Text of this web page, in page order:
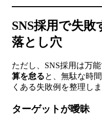
SNS採用で失
落とし穴
ただし、SNS採用は万
算を怠ると、無駄な時
くある失敗例を整理しま
ターゲットが曖昧